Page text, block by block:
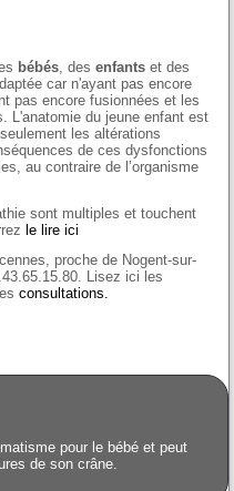
bébés, desenfants et des
car n'ayant pas encore
pas encore fusionnées et les
L'anatomie du jeune enfant est
les altérations
de ces dysfonctions
au contraire de l’organisme
sont multiples et touchent
le lire ici
proche de Nogent-sur-
Lisez ici les
consultations.
pour le bébé et peut
de son crâne.